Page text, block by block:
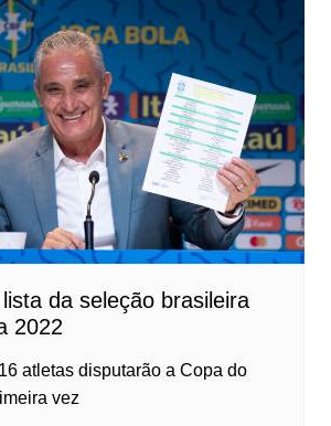
da seleção brasileira
2022
atletas disputarão a Copa do
vez